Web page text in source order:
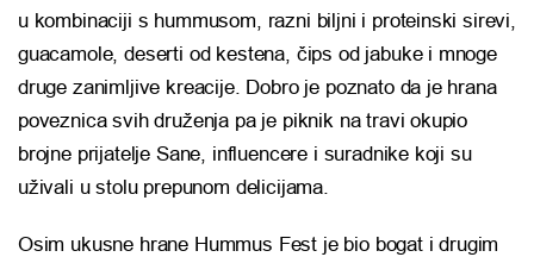
u kombinaciji s hummusom, razni biljni i proteinski sirevi,
guacamole, deserti od kestena, čips od jabuke i mnoge
druge zanimljive kreacije. Dobro je poznato da je hrana
poveznica svih druženja pa je piknik na travi okupio
brojne prijatelje Sane, influencere i suradnike koji su
uživali u stolu prepunom delicijama.
Osim ukusne hrane Hummus Fest je bio bogat i drugim